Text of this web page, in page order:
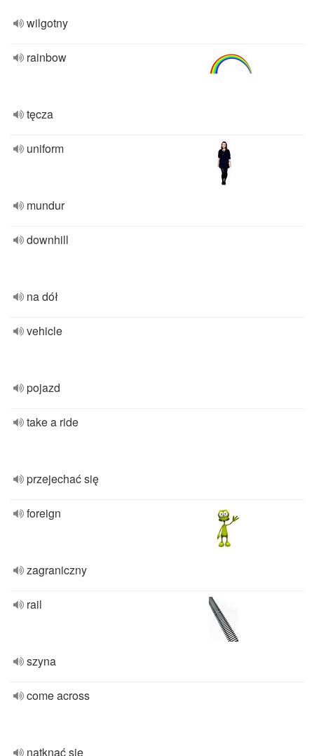
wilgotny
rainbow
tęcza
uniform
mundur
downhill
na dół
vehicle
pojazd
take a ride
przejechać się
foreign
zagraniczny
rail
szyna
come across
natknąć się